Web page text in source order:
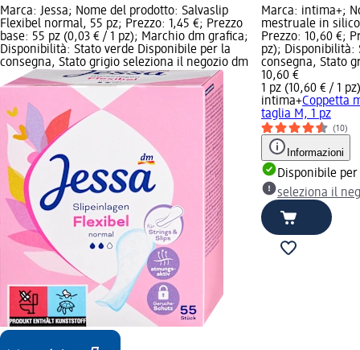
Marca: Jessa; Nome del prodotto: Salvaslip
Flexibel normal, 55 pz; Prezzo: 1,45 €; Prezzo
base: 55 pz (0,03 € / 1 pz); Marchio dm grafica;
Disponibilità: Stato verde Disponibile per la
consegna, Stato grigio seleziona il negozio dm
Marca: intima+;
mestruale in
Prezzo: 10,60 €;
pz); Disponibilità:
consegna, Stato
10,60 €
1 pz (10,60 € / 1 pz)
intima+Coppetta
taglia M, 1 pz
(10)
Informazioni
Disponibile
seleziona il